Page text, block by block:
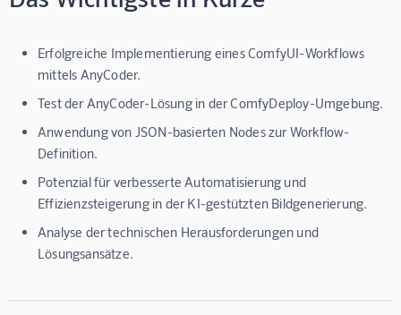
Erfolgreiche Implementierung eines ComfyUI-Workflows
mittels AnyCoder.
Test der AnyCoder-Lösung in der ComfyDeploy-Umgebung.
Anwendung von JSON-basierten Nodes zur Workflow-
Definition.
Potenzial für verbesserte Automatisierung und
Effizienzsteigerung in der KI-gestützten Bildgenerierung.
Analyse der technischen Herausforderungen und
Lösungsansätze.